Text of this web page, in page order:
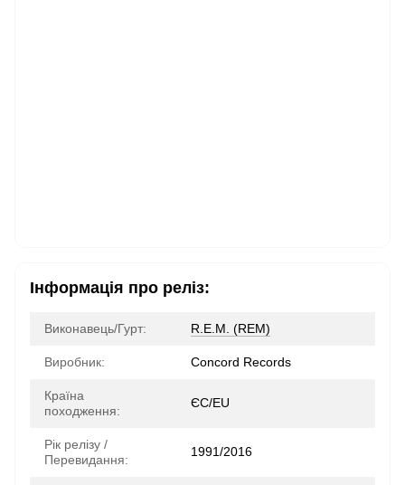
Інформація про реліз:
Виконавець/Гурт: R.E.M. ‎(REM)
Виробник: Concord Records
Країна
походження:
ЄС/EU
Рік релізу /
Перевидання:
1991/2016